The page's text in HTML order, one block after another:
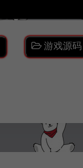
游戏源码